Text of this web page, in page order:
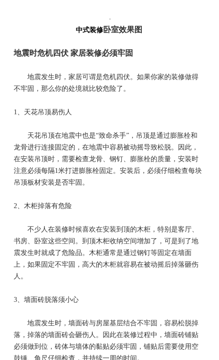
中式装修 卧室效果图
地震时危机四伏 家居装修必须牢固
地震发生时，家居可谓是危机四伏。如果你家的装修做得
不牢固，那么你的处境就比较危险了。
1、 天花吊顶易伤人
天花吊顶在地震中也是“致命杀手”，吊顶是通过膨胀栓和
龙骨进行连接固定的，在地震中容易被动摇导致松脱。因此，
在安装吊顶时，需要检查龙骨、钢钉、膨胀栓的质量，安装时
注意必须每隔1米打进膨胀栓固定。安装后，必须仔细检查每块
吊顶板材安装是否牢固。
2、木柜掉落有危险
不少人在装修时候喜欢在安装到顶的木柜，特别是客厅、
书房、卧室这些空间。到顶木柜收纳空间增加了，可是到了地
震发生时就成了危险品。木柜通常是通过钢钉等固定在墙面
上，如果固定不牢固，高大的木柜就容易在被动摇后掉落砸伤
人。
3、墙面砖脱落须小心
地震发生时，墙面砖与房屋基层结合不牢固，容易松脱掉
落，掉落的墙面砖会砸伤人。因此在装修过程中，墙面砖铺贴
必须做到位，砖体与墙体的黏贴必须牢固，铺贴后需要使用空
鼓锤、角尺仔细检查，并持续一周的时间。